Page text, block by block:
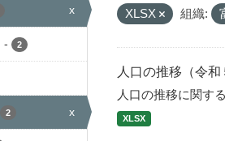
x
- 2
2 x
XLSX
組織:
人口の推移（令和
人口の推移に関す
XLSX